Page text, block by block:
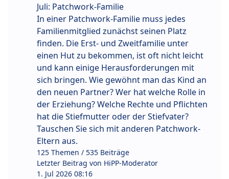
Juli: Patchwork-Familie
In einer Patchwork-Familie muss jedes
Familienmitglied zunächst seinen Platz
finden. Die Erst- und Zweitfamilie unter
einen Hut zu bekommen, ist oft nicht leicht
und kann einige Herausforderungen mit
sich bringen. Wie gewöhnt man das Kind an
den neuen Partner? Wer hat welche Rolle in
der Erziehung? Welche Rechte und Pflichten
hat die Stiefmutter oder der Stiefvater?
Tauschen Sie sich mit anderen Patchwork-
Eltern aus.
125 Themen / 535 Beiträge
Letzter Beitrag von HiPP-Moderator
1. Jul 2026 08:16